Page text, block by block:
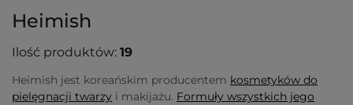
Heimish
Ilość produktów: 19
Heimish jest koreańskim producentem kosmetyków do
pielęgnacji twarzy i makijażu. Formuły wszystkich jego